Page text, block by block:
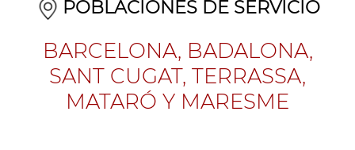
POBLACIONES DE SERVICIO
BARCELONA, BADALONA,
SANT CUGAT, TERRASSA,
MATARÓ Y MARESME